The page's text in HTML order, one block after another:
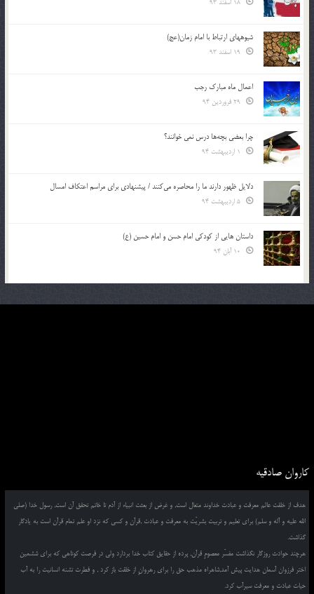
شيوه‎های ارتباط با امام زمان(عج)
اعمال ماه مبارک رجب
چرا بعضي بچه‌ها درس نمي خوانند؟
دلایل ظهور دارند ما را محاصره می‌کنند / پیشنهادی برای مراسم اعتکاف امسال
داستان هايي از کودکي امام حسن و امام حسين (ع)
کاروان صادقیه
هدف از خلقت عالم معرفت و عبادت خداوند متعال است, و غرض از بعثت انبیاء از آدم تا خاتم تحقق آن است, رسول خدا (صلی
الله علیه و آله و سلم) برای تعلیم و تربیت بشریّت به معرفت و عبادت ,قرآن و کسی که نزد او علم تمام قرآن است به یادگار
گذاشت.
هرچند حوادث روزگار نگذاشت مفسّر معصومِ قرآن, پرده از حقایق کتاب خدا بردارد ولی در فرصت کوتاهی که برای ششمین
اختر فرزوان آسمان هدایت پیش آمد,شاهراه مذهب حق را برای رهروانِ از خلقت باز کرد , و فطرت تشنه انسانیت را به آب
حیات عبادت و معرفت سیرآب کرد.